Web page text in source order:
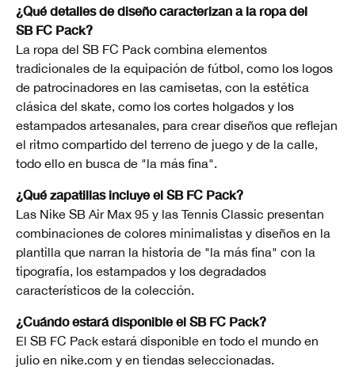
¿Qué detalles de diseño caracterizan a la ropa del
SB FC Pack?
La ropa del SB FC Pack combina elementos
tradicionales de la equipación de fútbol, como los logos
de patrocinadores en las camisetas, con la estética
clásica del skate, como los cortes holgados y los
estampados artesanales, para crear diseños que reflejan
el ritmo compartido del terreno de juego y de la calle,
todo ello en busca de "la más fina".
¿Qué zapatillas incluye el SB FC Pack?
Las Nike SB Air Max 95 y las Tennis Classic presentan
combinaciones de colores minimalistas y diseños en la
plantilla que narran la historia de "la más fina" con la
tipografía, los estampados y los degradados
característicos de la colección.
¿Cuándo estará disponible el SB FC Pack?
El SB FC Pack estará disponible en todo el mundo en
julio en nike.com y en tiendas seleccionadas.